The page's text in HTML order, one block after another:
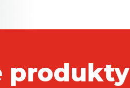
produkty